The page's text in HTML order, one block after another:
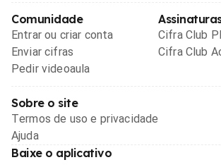
Comunidade
Entrar ou criar conta
Enviar cifras
Pedir videoaula
Cifra Club
Cifra Club
Sobre o site
Termos de uso e privacidade
Ajuda
Baixe o aplicativo